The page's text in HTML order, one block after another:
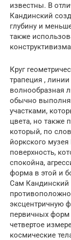
известны. В
Кандинский
глубину и
также
Круг
трапеция ,
волнообразная
обычно
участками,
цвета, но также
который, по
йоркского
поверхность,
спокойна,
форма в этой и
Сам Кандинский
эксцентричную
первичных форм
четвертое
космические